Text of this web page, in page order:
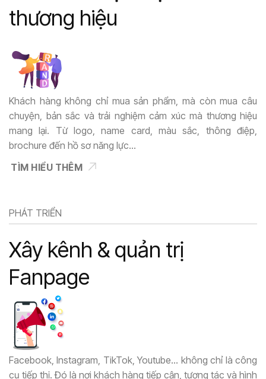
thương hiệu
Khách hàng không chỉ mua sản phẩm, mà còn mua câu
chuyện, bản sắc và trải nghiệm cảm xúc mà thương hiệu
mang lại. Từ logo, name card, màu sắc, thông điệp,
brochure đến hồ sơ năng lực…
TÌM HIỂU THÊM
PHÁT TRIỂN
Xây kênh & quản trị
Fanpage
Facebook, Instagram, TikTok, Youtube… không chỉ là công
cụ tiếp thị. Đó là nơi khách hàng tiếp cận, tương tác và hình